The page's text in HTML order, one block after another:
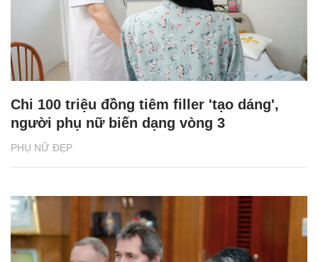
PHỤ NỮ ĐẸP
Chi 100 triệu đồng tiêm filler 'tạo dáng',
người phụ nữ biến dạng vòng 3